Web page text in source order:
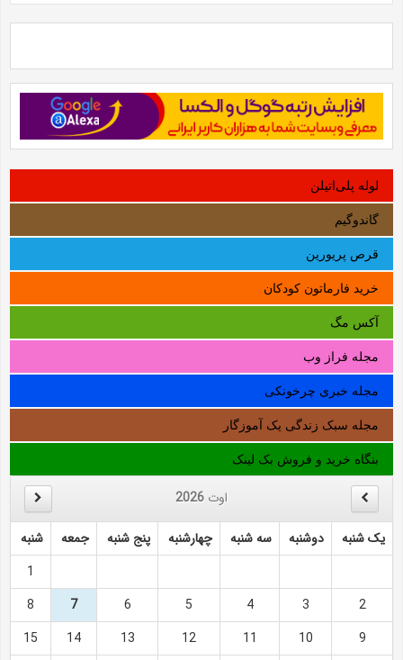
لوله‌ پلی‌اتیلن
گاندوگیم
قرص پریورین
خرید فارماتون کودکان
آکس مگ
مجله فراز وب
مجله خبری چرخونکی
مجله سبک زندگی یک آموزگار
بنگاه خرید و فروش بک لینک
اوت 2026
یک شنبه دوشنبه سه شنبه چهارشنبه پنج شنبه جمعه
شنبه
1
2
3
4
5
6
7
8
9
10
11
12
13
14
15